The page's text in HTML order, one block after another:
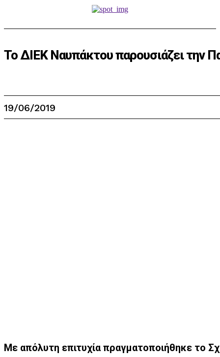
Το ΔΙΕΚ Ναυπάκτου παρουσιάζει την
19/06/2019
Με απόλυτη επιτυχία πραγματοποιήθηκε το